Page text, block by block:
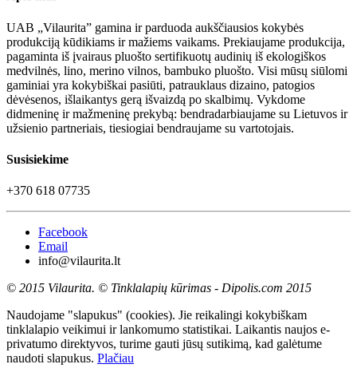
UAB „Vilaurita” gamina ir parduoda aukščiausios kokybės
produkciją kūdikiams ir mažiems vaikams. Prekiaujame produkcija,
pagaminta iš įvairaus pluošto sertifikuotų audinių iš ekologiškos
medvilnės, lino, merino vilnos, bambuko pluošto. Visi mūsų siūlomi
gaminiai yra kokybiškai pasiūti, patrauklaus dizaino, patogios
dėvėsenos, išlaikantys gerą išvaizdą po skalbimų. Vykdome
didmeninę ir mažmeninę prekybą: bendradarbiaujame su Lietuvos ir
užsienio partneriais, tiesiogiai bendraujame su vartotojais.
Susisiekime
+370 618 07735
Facebook
Email
info@vilaurita.lt
© 2015 Vilaurita. © Tinklalapių kūrimas - Dipolis.com 2015
Naudojame "slapukus" (cookies). Jie reikalingi kokybiškam
tinklalapio veikimui ir lankomumo statistikai. Laikantis naujos e-
privatumo direktyvos, turime gauti jūsų sutikimą, kad galėtume
naudoti slapukus. Plačiau